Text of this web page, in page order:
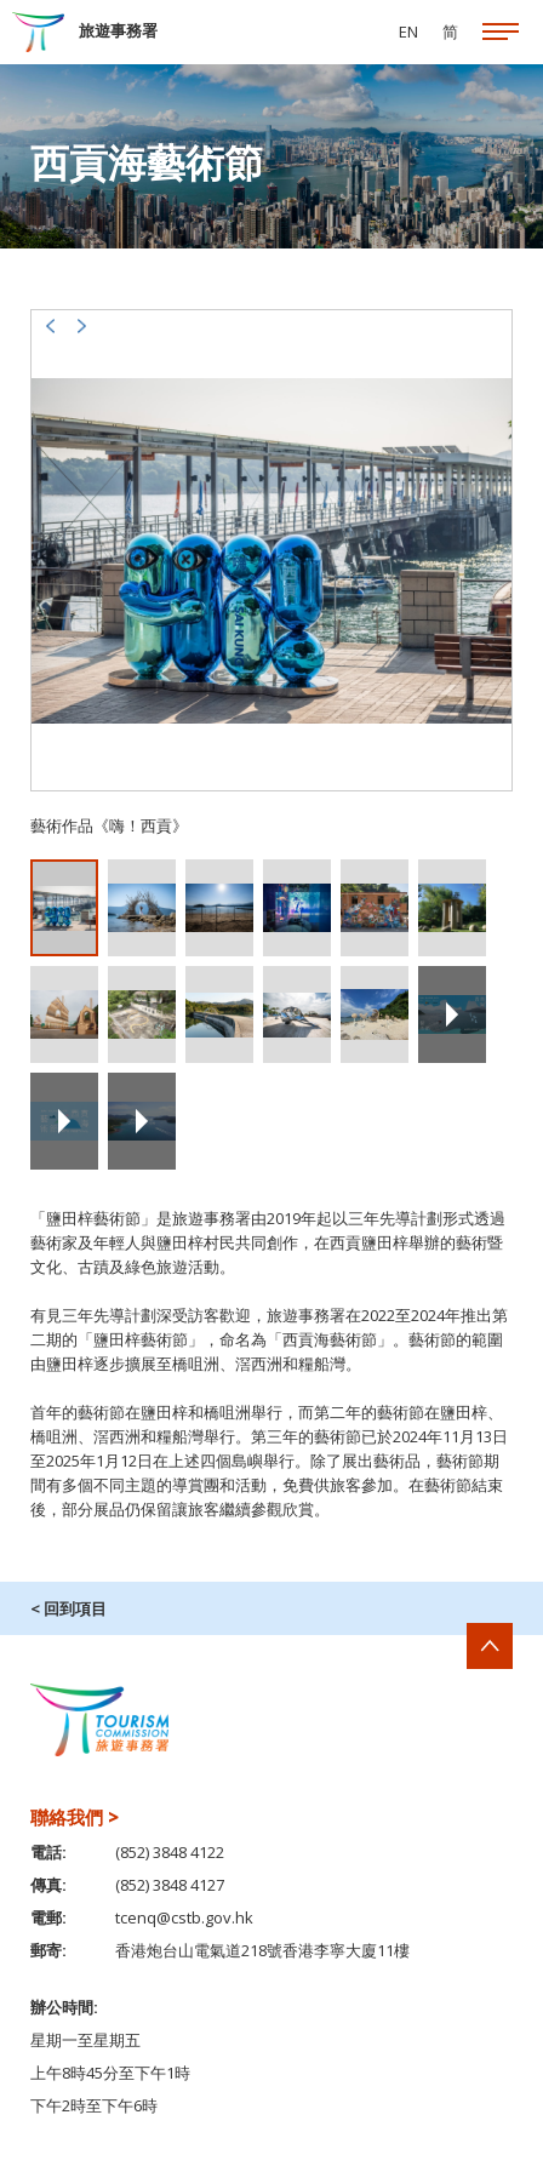
跳至主要內容
旅遊事務署 EN 简
西貢海藝術節
藝術作品《嗨！西貢》
「鹽田梓藝術節」是旅遊事務署由2019年起以三年先導計劃形式透過
藝術家及年輕人與鹽田梓村民共同創作，在西貢鹽田梓舉辦的藝術暨
文化、古蹟及綠色旅遊活動。
有見三年先導計劃深受訪客歡迎，旅遊事務署在2022至2024年推出第
二期的「鹽田梓藝術節」，命名為「西貢海藝術節」。藝術節的範圍
由鹽田梓逐步擴展至橋咀洲、滘西洲和糧船灣。
首年的藝術節在鹽田梓和橋咀洲舉行，而第二年的藝術節在鹽田梓、
橋咀洲、滘西洲和糧船灣舉行。第三年的藝術節已於2024年11月13日
至2025年1月12日在上述四個島嶼舉行。除了展出藝術品，藝術節期
間有多個不同主題的導賞團和活動，免費供旅客參加。在藝術節結束
後，部分展品仍保留讓旅客繼續參觀欣賞。
< 回到項目
聯絡我們 >
電話:
(852) 3848 4122
傳真:
(852) 3848 4127
電郵:
tcenq@cstb.gov.hk
郵寄:
香港炮台山電氣道218號香港李寧大廈11樓
辦公時間:
星期一至星期五
上午8時45分至下午1時
下午2時至下午6時